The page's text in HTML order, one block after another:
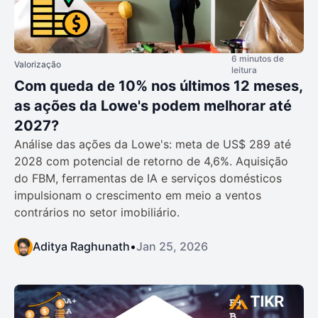
Valorização
6 minutos de
leitura
Com queda de 10% nos últimos 12 meses,
as ações da Lowe's podem melhorar até
2027?
Análise das ações da Lowe's: meta de US$ 289 até
2028 com potencial de retorno de 4,6%. Aquisição
do FBM, ferramentas de IA e serviços domésticos
impulsionam o crescimento em meio a ventos
contrários no setor imobiliário.
Aditya Raghunath•Jan 25, 2026